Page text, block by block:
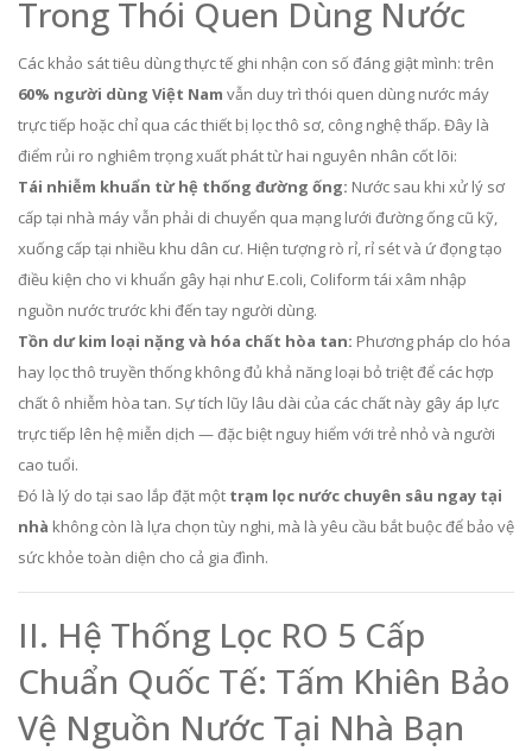
Trong Thói Quen Dùng Nước
Các khảo sát tiêu dùng thực tế ghi nhận con số đáng giật mình: trên
60% người dùng Việt Nam vẫn duy trì thói quen dùng nước máy
trực tiếp hoặc chỉ qua các thiết bị lọc thô sơ, công nghệ thấp. Đây là
điểm rủi ro nghiêm trọng xuất phát từ hai nguyên nhân cốt lõi:
Tái nhiễm khuẩn từ hệ thống đường ống: Nước sau khi xử lý sơ
cấp tại nhà máy vẫn phải di chuyển qua mạng lưới đường ống cũ kỹ,
xuống cấp tại nhiều khu dân cư. Hiện tượng rò rỉ, rỉ sét và ứ đọng tạo
điều kiện cho vi khuẩn gây hại như E.coli, Coliform tái xâm nhập
nguồn nước trước khi đến tay người dùng.
Tồn dư kim loại nặng và hóa chất hòa tan: Phương pháp clo hóa
hay lọc thô truyền thống không đủ khả năng loại bỏ triệt để các hợp
chất ô nhiễm hòa tan. Sự tích lũy lâu dài của các chất này gây áp lực
trực tiếp lên hệ miễn dịch — đặc biệt nguy hiểm với trẻ nhỏ và người
cao tuổi.
Đó là lý do tại sao lắp đặt một trạm lọc nước chuyên sâu ngay tại
nhà không còn là lựa chọn tùy nghi, mà là yêu cầu bắt buộc để bảo vệ
sức khỏe toàn diện cho cả gia đình.
II. Hệ Thống Lọc RO 5 Cấp
Chuẩn Quốc Tế: Tấm Khiên Bảo
Vệ Nguồn Nước Tại Nhà Bạn